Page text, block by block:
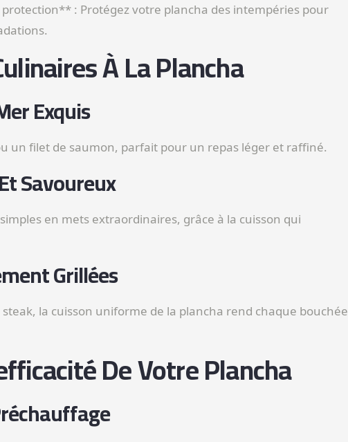
: Protégez votre plancha des intempéries pour
À La Plancha
Exquis
un filet de saumon, parfait pour un repas léger et raffiné.
Savoureux
en mets extraordinaires, grâce à la cuisson qui
Grillées
la cuisson uniforme de la plancha rend chaque bouchée
De Votre Plancha